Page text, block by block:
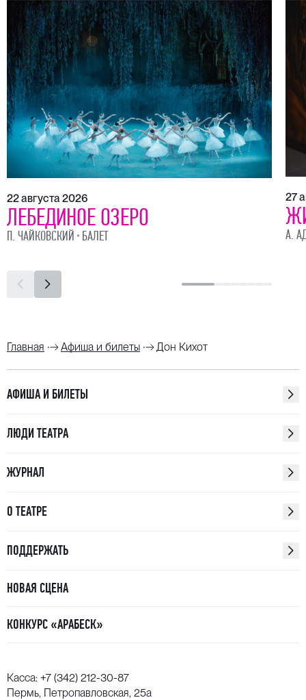
22 августа 2026
ЛЕБЕДИНОЕ ОЗЕРО
П. ЧАЙКОВСКИЙ БАЛЕТ
27
А.
Главная Афиша и билеты Дон Кихот
АФИША И БИЛЕТЫ
ЛЮДИ ТЕАТРА
ЖУРНАЛ
О ТЕАТРЕ
ПОДДЕРЖАТЬ
НОВАЯ СЦЕНА
КОНКУРС «АРАБЕСК»
Касса: +7 (342) 212-30-87
Пермь, Петропавловская, 25а